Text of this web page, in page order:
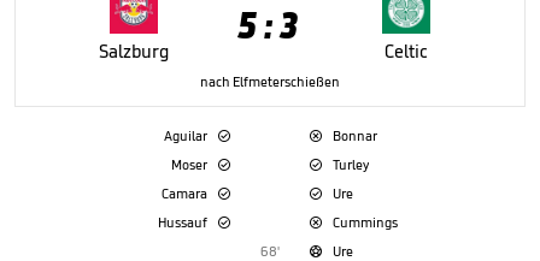
Salzburg
5 : 3
Celtic
nach Elfmeterschießen
Aguilar  
Bonnar
Moser
 
Turley
Camara
 
Ure
Hussauf
 
Cummings
68'

Ure